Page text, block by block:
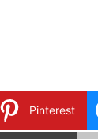
Pinterest